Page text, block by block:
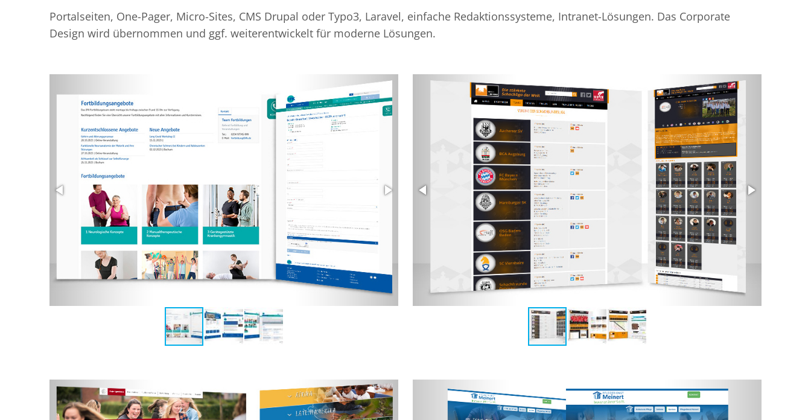
Portalseiten, One-Pager, Micro-Sites, CMS Drupal oder Typo3, Laravel, einfache Redaktionssysteme, Intranet-Lösungen. Das Corporate
Design wird übernommen und ggf. weiterentwickelt für moderne Lösungen.